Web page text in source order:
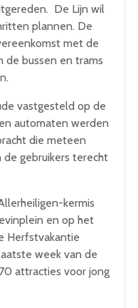
De Lijn wil
plannen. De
met de
de bussen en trams
vastgesteld op de
automaten werden
die meteen
gebruikers terecht
kermis
en op het
Herfstvakantie
week van de
attracties voor jong